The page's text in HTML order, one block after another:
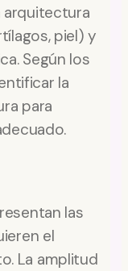
arquitectura
piel) y
Según los
la
para
las
el
La amplitud